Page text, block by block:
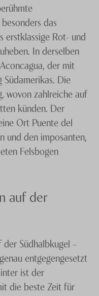
das
erstklassige Rot- und
In derselben
der mit
Die
wovon zahlreiche auf
künden. Der
Ort Puente del
und den imposanten,
Felsbogen
auf der
Südhalbkugel –
entgegengesetzt
ist der
die beste Zeit für